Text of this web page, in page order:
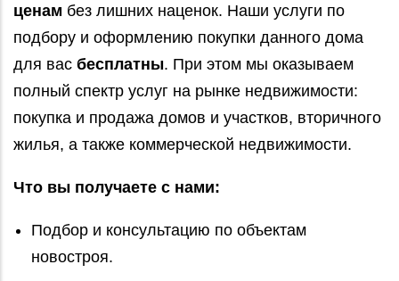
ценам без лишних наценок. Наши услуги по
подбору и оформлению покупки данного дома
для вас бесплатны. При этом мы оказываем
полный спектр услуг на рынке недвижимости:
покупка и продажа домов и участков, вторичного
жилья, а также коммерческой недвижимости.
Что вы получаете с нами:
Подбор и консультацию по объектам
новостроя.